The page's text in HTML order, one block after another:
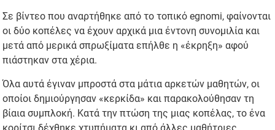
Σε βίντεο που αναρτήθηκε από το τοπικό egnomi, φαίνονται
οι δύο κοπέλες να έχουν αρχικά μια έντονη συνομιλία και
μετά από μερικά σπρωξίματα επήλθε η «έκρηξη» αφού
πιάστηκαν στα χέρια.
Όλα αυτά έγιναν μπροστά στα μάτια αρκετών μαθητών, οι
οποίοι δημιούργησαν «κερκίδα» και παρακολούθησαν τη
βίαια συμπλοκή. Κατά την πτώση της μιας κοπέλας, το ένα
κορίτσι δέχθηκε χτυπήματα κι από άλλες μαθήτριες.